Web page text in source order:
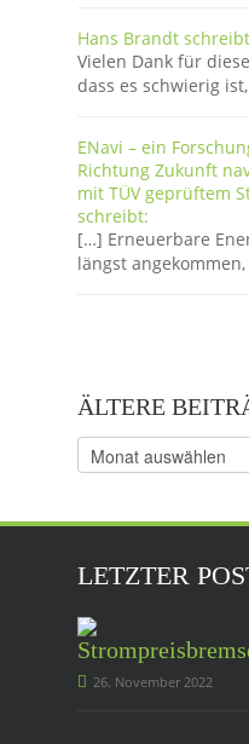
Hans Brandt
Vielen Dank für
dass es schwierig
ENavi – ein
Richtung Zukunft
mit TÜV geprüftem
schreibt:
[…] Erneuerbare
längst
ÄLTERE
Ältere
Beiträge
LETZTER
26. November 2022